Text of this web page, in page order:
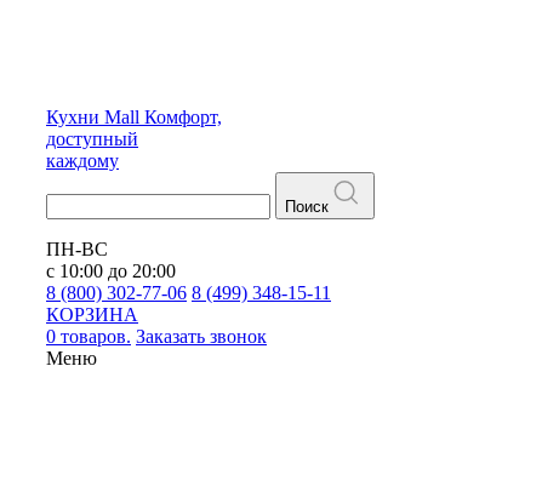
Кухни Mall Комфорт,
доступный
каждому
Поиск
ПН-ВС
с 10:00 до 20:00
8 (800) 302-77-06 8 (499) 348-15-11
КОРЗИНА
0 товаров. Заказать звонок
Меню